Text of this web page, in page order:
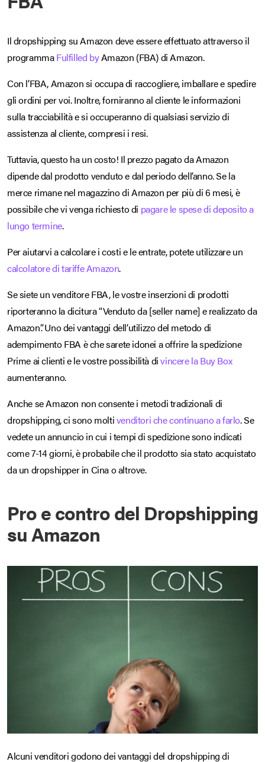
Il dropshipping su Amazon deve essere effettuato attraverso il
programmaFulfilled byAmazon (FBA) di Amazon.
Con l’FBA, Amazon si occupa di raccogliere, imballare e spedire
gli ordini per voi. Inoltre, forniranno al cliente le informazioni
sulla tracciabilità e si occuperanno di qualsiasi servizio di
assistenza al cliente, compresi i resi.
Tuttavia, questo ha un costo! Il prezzo pagato da Amazon
dipende dal prodotto venduto e dal periodo dell’anno. Se la
merce rimane nel magazzino di Amazon per più di 6 mesi, è
possibile che vi venga richiesto di pagare le spese di deposito a
lungo termine.
Per aiutarvi a calcolare i costi e le entrate, potete utilizzare un
calcolatore di tariffe Amazon.
Se siete un venditore FBA, le vostre inserzioni di prodotti
riporteranno la dicitura “Venduto da [seller name] e realizzato da
Amazon”. Uno dei vantaggi dell’utilizzo del metodo di
adempimento FBA è che sarete idonei a offrire la spedizione
Prime ai clienti e le vostre possibilità divincere la Buy Box
aumenteranno.
Anche se Amazon non consente i metodi tradizionali di
dropshipping, ci sono moltivenditori che continuano a farlo. Se
vedete un annuncio in cui i tempi di spedizione sono indicati
come 7-14 giorni, è probabile che il prodotto sia stato acquistato
da un dropshipper in Cina o altrove.
Pro e contro del Dropshipping
su Amazon
Alcuni venditori godono dei vantaggi del dropshipping di